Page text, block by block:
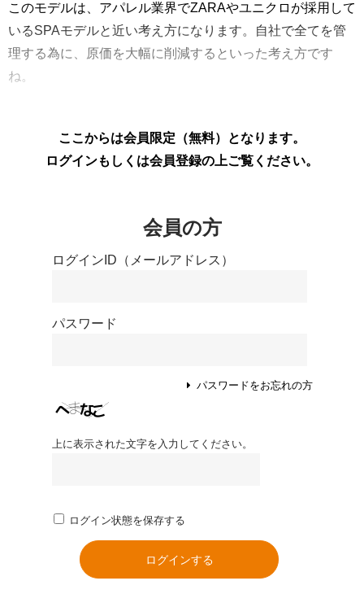
このモデルは、アパレル業界でZARAやユニクロが採用して
いるSPAモデルと近い考え方になります。自社で全てを管
理する為に、原価を大幅に削減するといった考え方です
ね。
ここからは会員限定（無料）となります。
ログインもしくは会員登録の上ご覧ください。
会員の方
ログインID（メールアドレス）
パスワード
パスワードをお忘れの方
上に表示された文字を入力してください。
ログイン状態を保存する